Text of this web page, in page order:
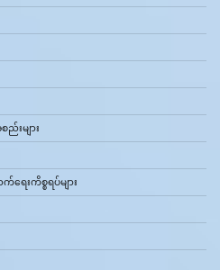
းများ
းကိစ္စရပ်များ